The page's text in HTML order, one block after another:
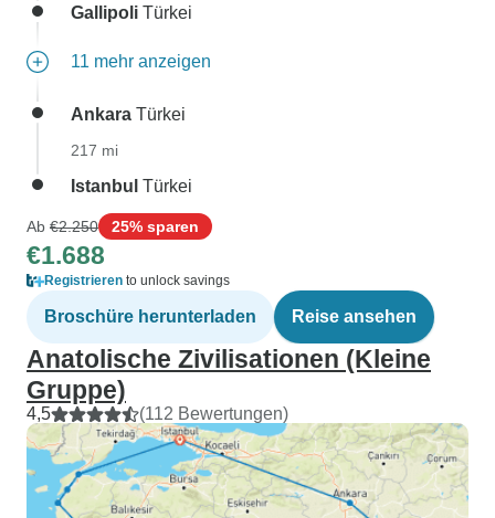
Gallipoli Türkei
11 mehr anzeigen
Ankara Türkei
217 mi
Istanbul Türkei
Ab €2.250 25% sparen
€1.688
Registrieren to unlock savings
Broschüre herunterladen Reise ansehen
Anatolische Zivilisationen (Kleine
Gruppe)
4,5 (112 Bewertungen)